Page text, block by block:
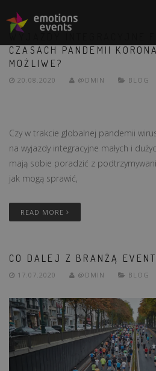
WYJAZDY INTEGRACYJNE
CZASACH PANDEMII
MOŻLIWE?
20.08.2020 @DMIN BLOG
Czy w trakcie globalnej pandemii
na wyjazdy integracyjne małych i
mają sobie poradzić z
jak mogą sprawić,
READ MORE
CO DALEJ Z BRANŻĄ
17.07.2020 @DMIN BLOG